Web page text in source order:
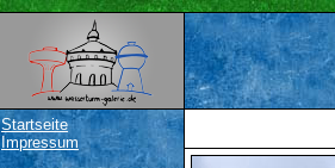
Startseite
Impressum